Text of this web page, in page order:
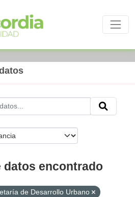
datos encontrado
de Desarrollo Urbano